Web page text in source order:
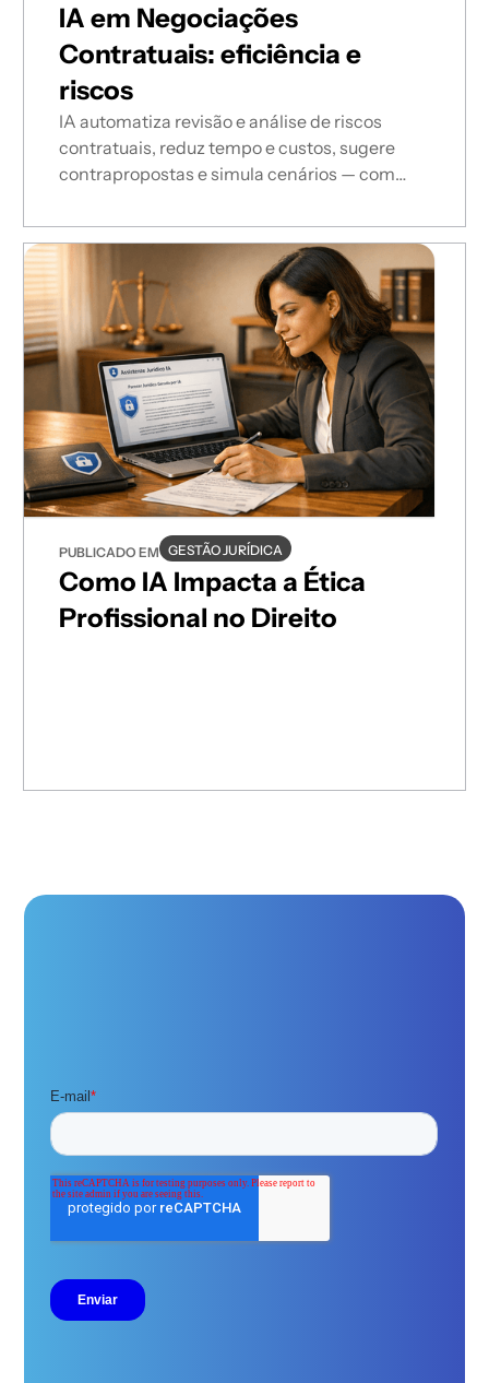
IA em Negociações
Contratuais: eficiência e
riscos
IA automatiza revisão e análise de riscos
contratuais, reduz tempo e custos, sugere
contrapropostas e simula cenários — com
PUBLICADO EM GESTÃO JURÍDICA
Como IA Impacta a Ética
Profissional no Direito